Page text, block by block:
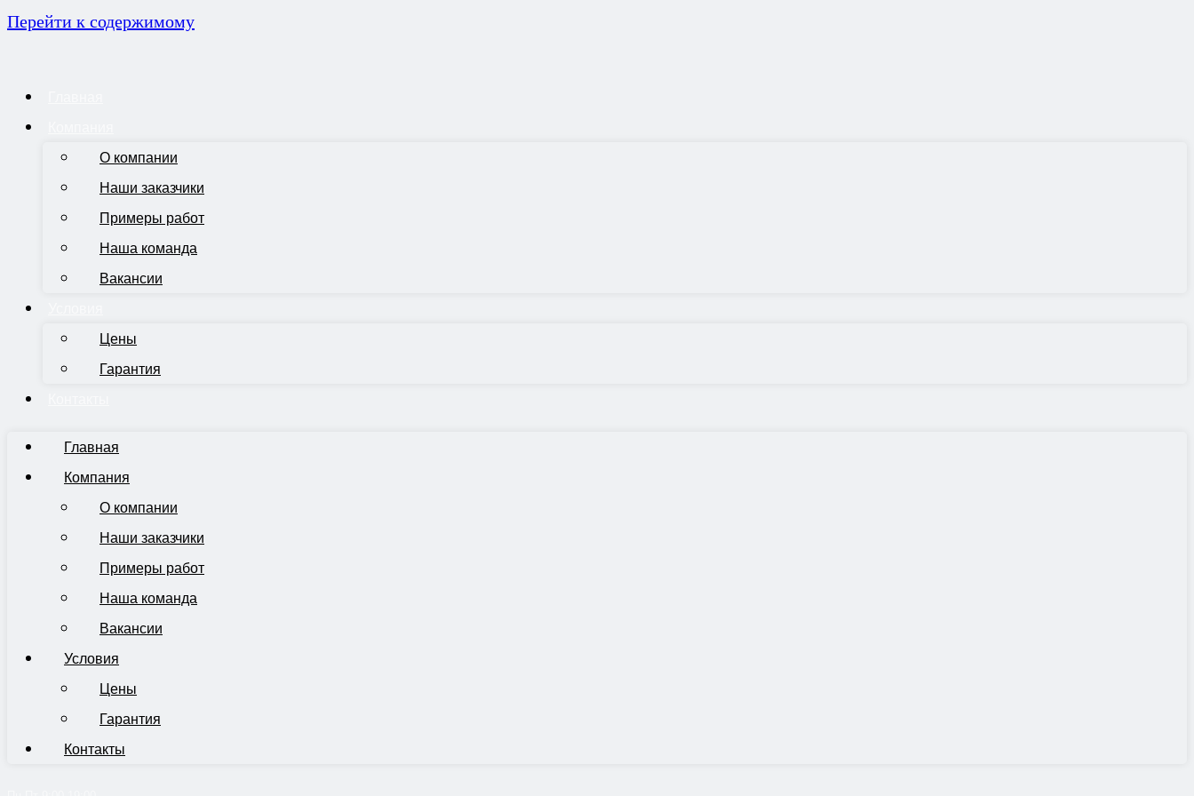
Перейти к содержимому
О компании
Наши заказчики
Примеры работ
Наша команда
Вакансии
Цены
Гарантия
Главная
Компания
О компании
Наши заказчики
Примеры работ
Наша команда
Вакансии
Условия
Цены
Гарантия
Контакты